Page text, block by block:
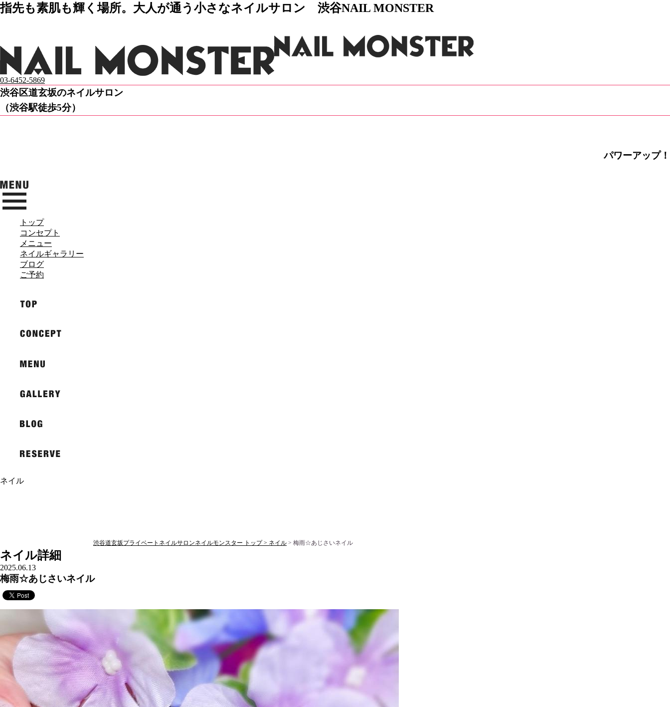
指先も素肌も輝く場所。大人が通う小さなネイルサロン 渋谷NAIL MONSTER
03-6452-5869
渋谷区道玄坂のネイルサロン
（渋谷駅徒歩5分）
パワーアップ！
トップ
コンセプト
メニュー
ネイルギャラリー
ブログ
ご予約
ネイル
渋谷道玄坂プライベートネイルサロンネイルモンスター トップ > ネイル > 梅雨☆あじさいネイル
ネイル詳細
2025.06.13
梅雨☆あじさいネイル